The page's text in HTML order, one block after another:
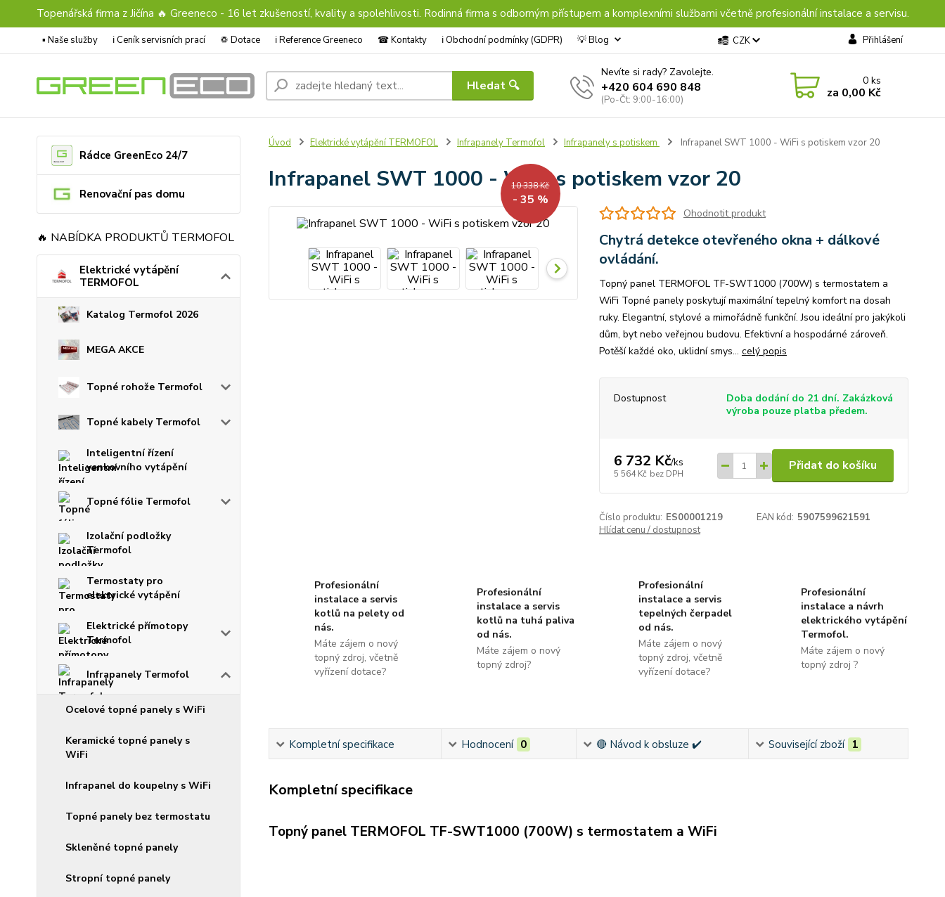
Topenářská firma z Jičína 🔥 Greeneco - 16 let zkušeností, kvality a spolehlivosti. Rodinná firma s odborným přístupem a komplexními službami včetně profesionální instalace a servisu.
▪️ Naše služby ℹ︎ Ceník servisních prací ♽ Dotace ℹ︎ Reference Greeneco ☎︎ Kontakty ℹ︎ Obchodní podmínky (GDPR) 💡 Blog CZK Přihlášení
Hledat 🔍
Nevíte si rady? Zavolejte.
+420 604 690 848
(Po-Čt: 9:00-16:00)
0ks
za 0,00 Kč
Rádce GreenEco 24/7
Renovační pas domu
🔥 NABÍDKA PRODUKTŮ TERMOFOL
Elektrické vytápění
TERMOFOL
Katalog Termofol 2026
MEGA AKCE
Topné rohože Termofol
Topné kabely Termofol
Inteligentní řízení
venkovního vytápění
Topné fólie Termofol
Izolační podložky
Termofol
Termostaty pro
elektrické vytápění
Elektrické přímotopy
Termofol
Infrapanely Termofol
Ocelové topné panely s WiFi
Keramické topné panely s
WiFi
Infrapanel do koupelny s WiFi
Topné panely bez termostatu
Skleněné topné panely
Stropní topné panely
Úvod Elektrické vytápění TERMOFOL Infrapanely Termofol Infrapanely s potiskem Infrapanel SWT 1000 - WiFi s potiskem vzor 20
Infrapanel SWT 1000 - WiFi s potiskem vzor 20
10 338 Kč
- 35 %
Ohodnotit produkt
Chytrá detekce otevřeného okna + dálkové
ovládání.
Topný panel TERMOFOL TF-SWT1000 (700W) s termostatem a
WiFi Topné panely poskytují maximální tepelný komfort na dosah
ruky. Elegantní, stylové a mimořádně funkční. Jsou ideální pro jakýkoli
dům, byt nebo veřejnou budovu. Efektivní a hospodárné zároveň.
Potěší každé oko, uklidní smys... celý popis
Dostupnost
Doba dodání do 21 dní. Zakázková
výroba pouze platba předem.
6 732 Kč/ks
5 564 Kč bez DPH
Přidat do košíku
Číslo produktu: ES00001219 EAN kód: 5907599621591
Hlídat cenu / dostupnost
Profesionální
instalace a servis
kotlů na pelety od
nás.
Máte zájem o nový
topný zdroj, včetně
vyřízení dotace?
Profesionální
instalace a servis
kotlů na tuhá paliva
od nás.
Máte zájem o nový
topný zdroj?
Profesionální
instalace a servis
tepelných čerpadel
od nás.
Máte zájem o nový
topný zdroj, včetně
vyřízení dotace?
Profesionální
instalace a návrh
elektrického vytápění
Termofol.
Máte zájem o nový
topný zdroj ?
Kompletní specifikace Hodnocení 0 🔴 Návod k obsluze ✔️ Související zboží 1
Kompletní specifikace
Topný panel TERMOFOL TF-SWT1000 (700W) s termostatem a WiFi